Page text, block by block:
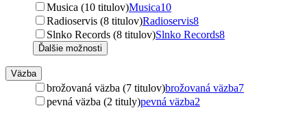
Musica (10 titulov)Musica10
Radioservis (8 titulov)Radioservis8
Slnko Records (8 titulov)Slnko Records8
Ďalšie možnosti
Väzba
brožovaná väzba (7 titulov)brožovaná väzba7
pevná väzba (2 tituly)pevná väzba2